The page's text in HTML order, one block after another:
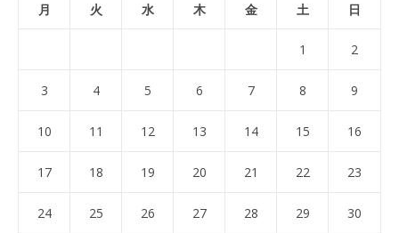
月 火 水 木 金 土 日
1 2
3 4 5 6 7 8 9
10 11 12 13 14 15 16
17 18 19 20 21 22 23
24 25 26 27 28 29 30